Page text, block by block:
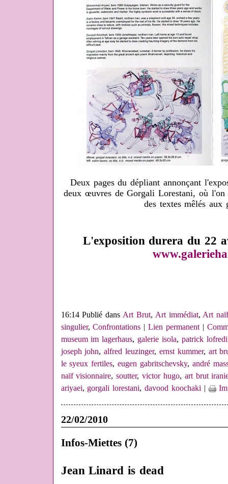
Deux pages du dépliant annonçant
deux œuvres de Gorgali Lorestani, où l'on
des textes mêlés aux
L'exposition durera du 22
16:14 Publié dansArt Brut, Art immédiat,Art
singulier,Confrontations |Lien permanent|
museum im lagerhaus, galerie isola, patrick lofredi
joseph john,alfred leuzinger, ernst kummer, art
le syeux fertiles,eugen gabritschevsky, andré
naïf visionnaire,soutter,victor hugo, art brut
ariyaei, gorgali lorestani,davood koochaki|
22/02/2010
Infos-Miettes (7)
Jean Linard is dead